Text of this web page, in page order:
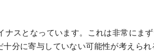
スとなっています。これは非常にま
分に寄与していない可能性が考えられ